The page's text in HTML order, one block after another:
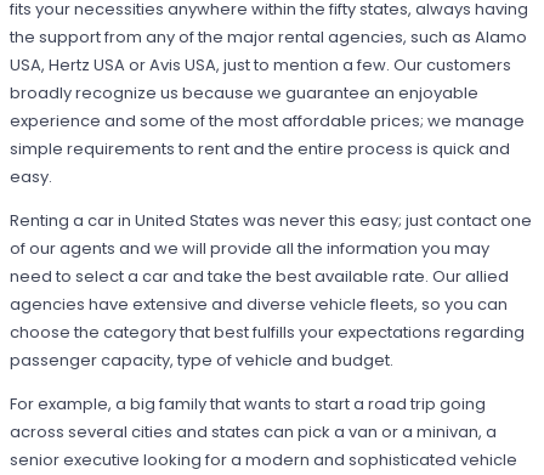
fits your necessities anywhere within the fifty states, always having
the support from any of the major rental agencies, such as Alamo
USA, Hertz USA or Avis USA, just to mention a few. Our customers
broadly recognize us because we guarantee an enjoyable
experience and some of the most affordable prices; we manage
simple requirements to rent and the entire process is quick and
easy.
Renting a car in United States was never this easy; just contact one
of our agents and we will provide all the information you may
need to select a car and take the best available rate. Our allied
agencies have extensive and diverse vehicle fleets, so you can
choose the category that best fulfills your expectations regarding
passenger capacity, type of vehicle and budget.
For example, a big family that wants to start a road trip going
across several cities and states can pick a van or a minivan, a
senior executive looking for a modern and sophisticated vehicle